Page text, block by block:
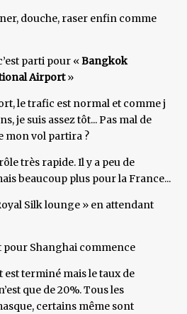
douche, raser enfin comme
parti pour «Bangkok
Airport»
le trafic est normal et comme j
je suis assez tôt... Pas mal de
mon vol partira ?
très rapide. Il y a peu de
beaucoup plus pour la France...
Silk lounge » en attendant
pour Shanghai commence
est terminé mais le taux de
que de 20%. Tous les
certains même sont